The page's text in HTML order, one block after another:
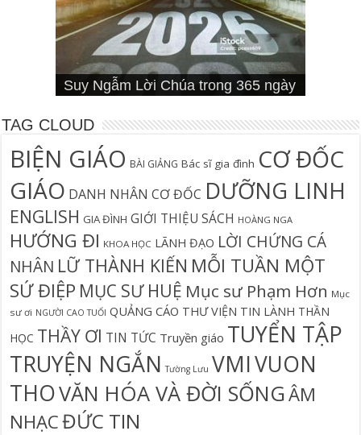
Suy Ngẫm Lời Chúa trong 365 ngày
Đối diện lương tâm
Thần học thay thế
Cơn Đại Nạn Và Hội Thánh (bản
hiệu đính)
Suy Ngẫm Lời Chúa 365 Ngày
Hội Thánh sẽ trải qua cơn đại nạn?
Câu Cá Và Đánh Lưới Người
4 Signs You Aren’t Walking In Your
Calling
Thiên Lộ Lịch Trình
Suy Ngẫm Tân Ước Với Warren W.
Wiersbe
TAG CLOUD
BIỆN GIÁO BÀI GIẢNG Bác sĩ gia đình CƠ ĐỐC
GIÁO DANH NHÂN CƠ ĐỐC DƯỠNG LINH
ENGLISH GIA ĐÌNH GIỚI THIỆU SÁCH HOÀNG NGA
HƯỚNG ĐI KHOA HỌC LÃNH ĐẠO LỜI CHỨNG CÁ
NHÂN LỮ THÀNH KIẾN MỖI TUẦN MỘT
SỨ ĐIỆP MỤC SƯ HUỆ Mục sư Phạm Hơn Mục
sư ơi NGƯỜI CAO TUỔI QUẢNG CÁO THƯ VIỆN TIN LÀNH THẦN
HỌC THẦY ƠI TIN TỨC Truyền giáo TUYỂN TẬP
TRUYỆN NGẮN Tường Lưu VMIVUON
THOVĂN HÓA VÀ ĐỜI SỐNGÂM
NHẠCĐỨC TIN